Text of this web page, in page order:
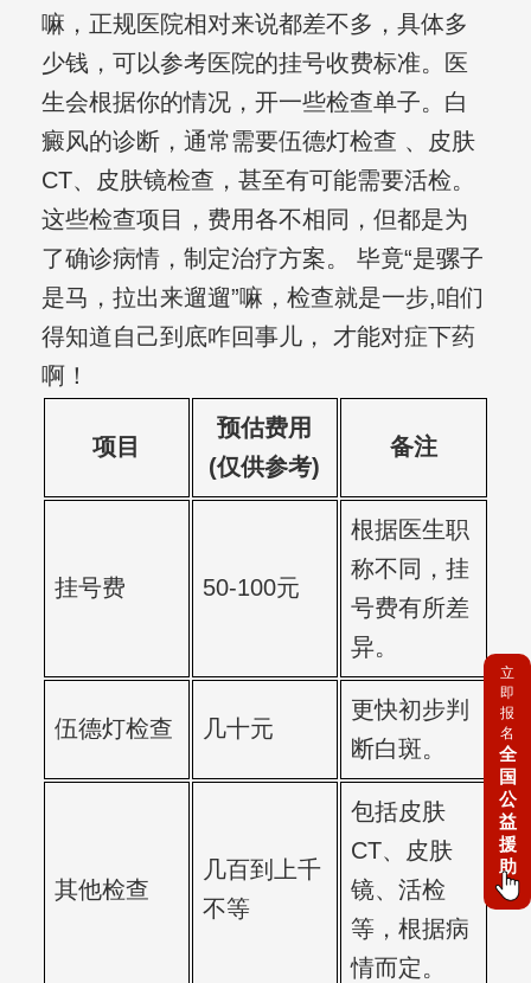
嘛，正规医院相对来说都差不多，具体多
少钱，可以参考医院的挂号收费标准。医
生会根据你的情况，开一些检查单子。白
癜风的诊断，通常需要伍德灯检查 、皮肤
CT、皮肤镜检查，甚至有可能需要活检。
这些检查项目，费用各不相同，但都是为
了确诊病情，制定治疗方案。 毕竟“是骡子
是马，拉出来遛遛”嘛，检查就是一步,咱们
得知道自己到底咋回事儿， 才能对症下药
啊！
项目
预估费用
(仅供参考)
备注
挂号费 50-100元
根据医生职
称不同，挂
号费有所差
异。
伍德灯检查 几十元
更快初步判
断白斑。
其他检查
几百到上千
不等
包括皮肤
CT、皮肤
镜、活检
等，根据病
情而定。
立
即
报
名
全
国
公
益
援
助